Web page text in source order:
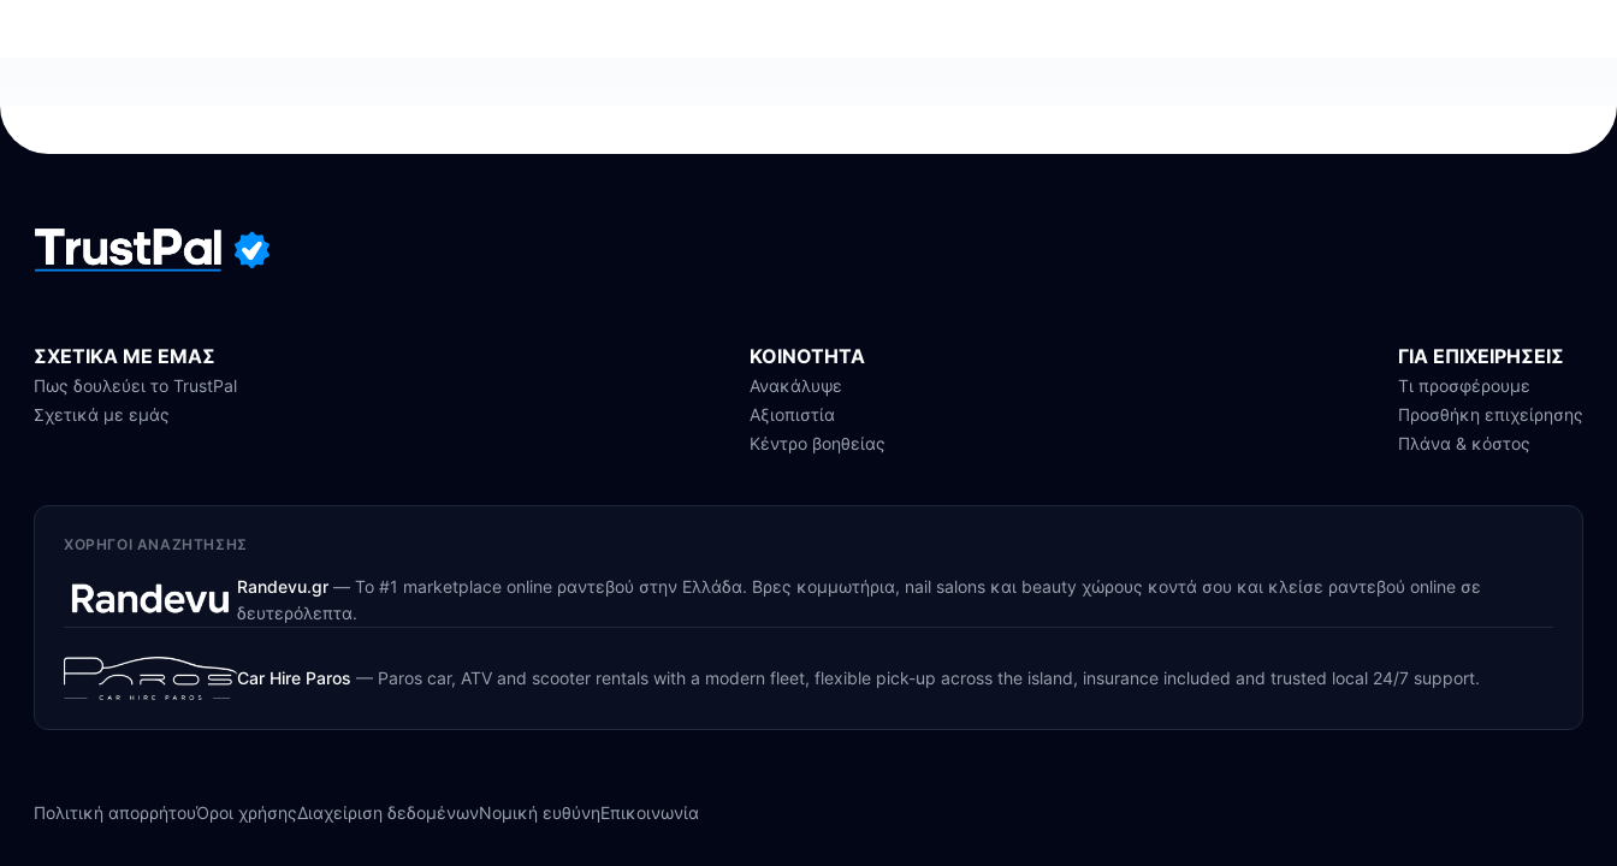
ΣΧΕΤΙΚΑ ΜΕ ΕΜΑΣ
Πως δουλεύει το TrustPal
Σχετικά με εμάς
ΚΟΙΝΟΤΗΤΑ
Ανακάλυψε
Αξιοπιστία
Κέντρο βοηθείας
ΓΙΑ ΕΠΙΧΕΙΡΗΣΕΙΣ
Τι προσφέρουμε
Προσθήκη επιχείρησης
Πλάνα & κόστος
ΧΟΡΗΓΟΊ ΑΝΑΖΉΤΗΣΗΣ
Randevu.gr — Το #1 marketplace online ραντεβού στην Ελλάδα. Βρες κομμωτήρια, nail salons και beauty χώρους κοντά σου και κλείσε ραντεβού online σε
δευτερόλεπτα.
Car Hire Paros — Paros car, ATV and scooter rentals with a modern fleet, flexible pick-up across the island, insurance included and trusted local 24/7 support.
Πολιτική απορρήτουΌροι χρήσηςΔιαχείριση δεδομένωνΝομική ευθύνηΕπικοινωνία